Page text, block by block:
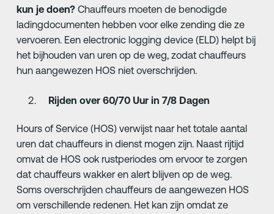
kun je doen? Chauffeurs moeten de benodigde
ladingdocumenten hebben voor elke zending die ze
vervoeren. Een electronic logging device (ELD) helpt bij
het bijhouden van uren op de weg, zodat chauffeurs
hun aangewezen HOS niet overschrijden.
Rijden over 60/70 Uur in 7/8 Dagen
Hours of Service (HOS) verwijst naar het totale aantal
uren dat chauffeurs in dienst mogen zijn. Naast rijtijd
omvat de HOS ook rustperiodes om ervoor te zorgen
dat chauffeurs wakker en alert blijven op de weg.
Soms overschrijden chauffeurs de aangewezen HOS
om verschillende redenen. Het kan zijn omdat ze